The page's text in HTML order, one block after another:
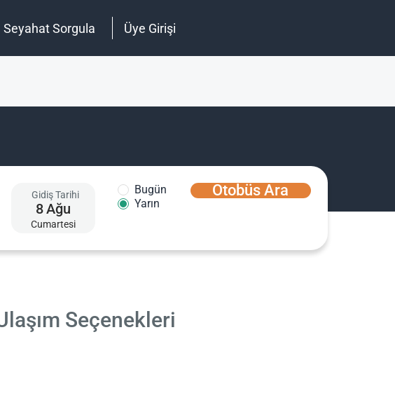
Seyahat Sorgula Üye Girişi
Gidiş Tarihi
8Ağu
Cumartesi
Bugün
Yarın
Otobüs Ara
Seçenekleri